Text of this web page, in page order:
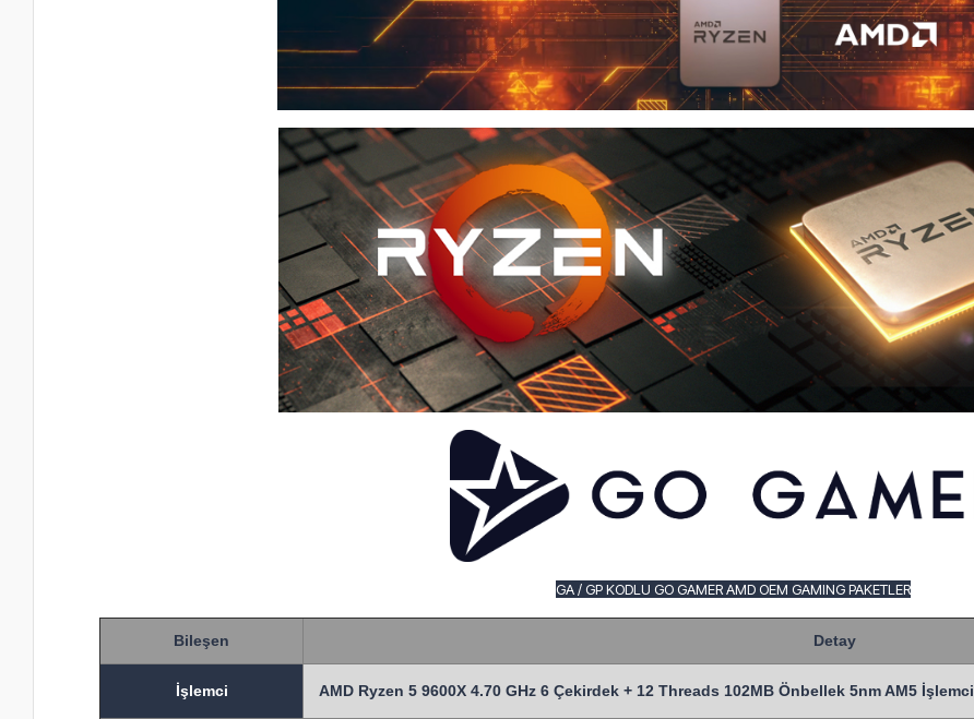
GA / GP KODLU GO GAMER AMD OEM GAMING PAKETLER
Bileşen Detay
İşlemci AMD Ryzen 5 9600X 4.70 GHz 6 Çekirdek + 12 Threads 102MB Önbellek 5nm AM5 İşlemci